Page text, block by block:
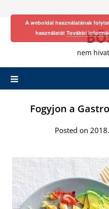
nem
Fogyjon a
Posted on
A weboldal használatának
használatát További